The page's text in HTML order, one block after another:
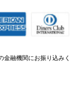
融機関にお振り込みく